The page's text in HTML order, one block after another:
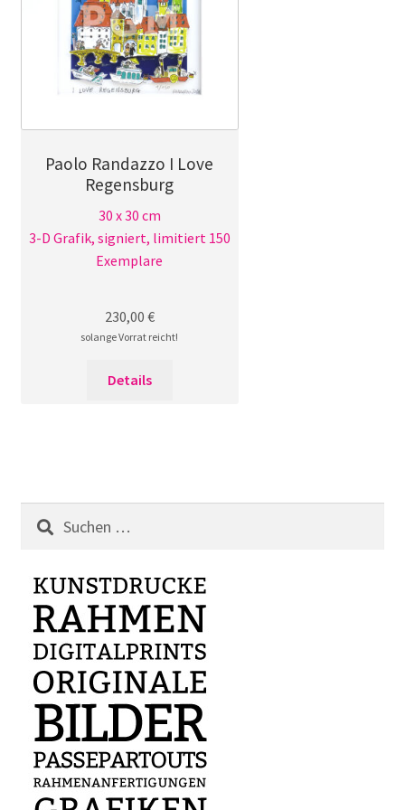
Paolo Randazzo I Love
Regensburg
30 x 30 cm
3-D Grafik, signiert, limitiert 150
Exemplare
230,00 €
solange Vorrat reicht!
Details
Suchen
nach: